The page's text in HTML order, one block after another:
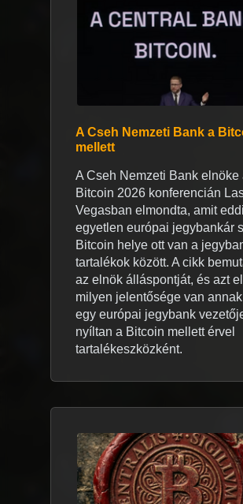
A Cseh Nemzeti Bank a
mellett
A Cseh Nemzeti Bank elnöke
Bitcoin 2026 konferencián
Vegasban elmondta, amit
egyetlen európai jegybankár
Bitcoin helye ott van a
tartalékok között. A cikk
az elnök álláspontját, és azt
milyen jelentősége van
egy európai jegybank
nyíltan a Bitcoin mellett érvel
tartalékeszközként.